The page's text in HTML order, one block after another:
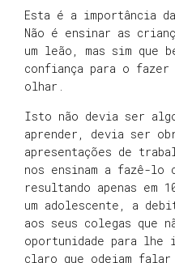
Esta é a importância
Não é ensinar as
um leão, mas sim que
confiança para o fazer
olhar.
Isto não devia ser
aprender, devia ser
apresentações de
nos ensinam a fazê-lo
resultando apenas em
um adolescente, a
aos seus colegas que
oportunidade para
claro que odeiam